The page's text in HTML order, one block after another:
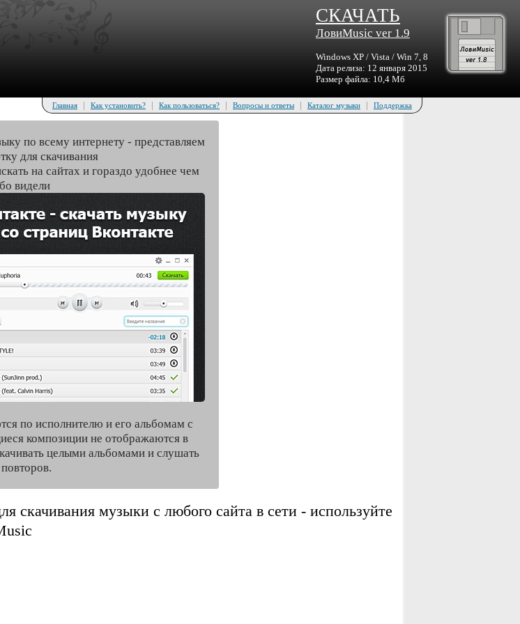
СКАЧАТЬ
ЛовиMusic ver 1.9
Windows XP / Vista / Win 7, 8
Дата релиза: 12 января 2015
Размер файла: 10,4 Мб
Главная | Как установить? | Как пользоваться? | Вопросы и ответы | Каталог музыки | Поддержка
по всему интернету - представляем
для скачивания
на сайтах и гораздо удобнее чем
видели
по исполнителю и его альбомам с
композиции не отображаются в
целыми альбомами и слушать
скачивания музыки с любого сайта в сети - используйте